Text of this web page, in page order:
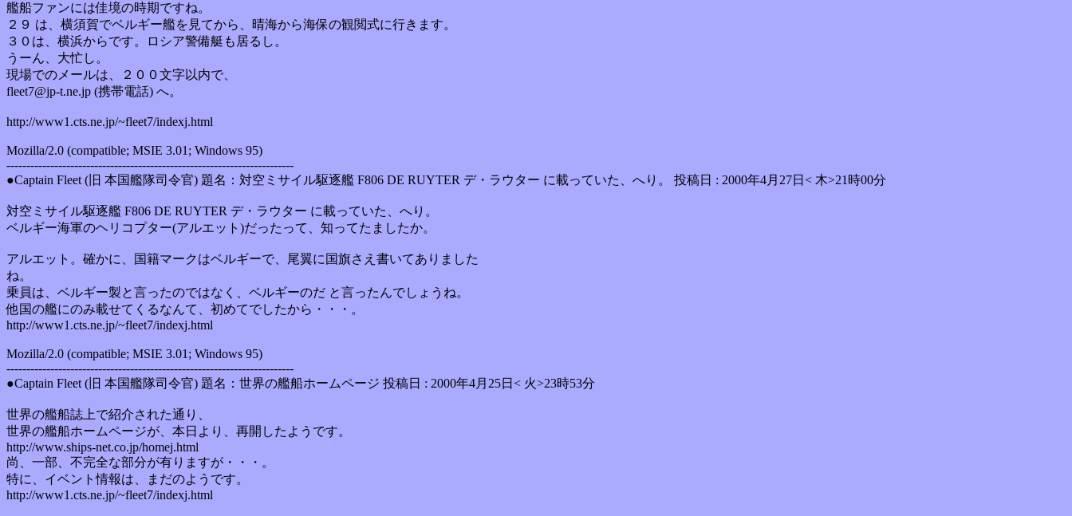
艦船ファンには佳境の時期ですね。
２９ は、横須賀でベルギー艦を見てから、晴海から海保の観閲式に行きます。
３０は、横浜からです。ロシア警備艇も居るし。
うーん、大忙し。
現場でのメールは、２００文字以内で、
fleet7@jp-t.ne.jp (携帯電話) へ。
http://www1.cts.ne.jp/~fleet7/indexj.html
Mozilla/2.0 (compatible; MSIE 3.01; Windows 95)
------------------------------------------------------------------------
●Captain Fleet (旧 本国艦隊司令官) 題名：対空ミサイル駆逐艦 F806 DE RUYTER デ・ラウター に載っていた、へり。 投稿日 : 2000年4月27日< 木>21時00分
対空ミサイル駆逐艦 F806 DE RUYTER デ・ラウター に載っていた、へり。
ベルギー海軍のヘリコプター(アルエット)だったって、知ってたましたか。
アルエット。確かに、国籍マークはベルギーで、尾翼に国旗さえ書いてありました
ね。
乗員は、ベルギー製と言ったのではなく、ベルギーのだ と言ったんでしょうね。
他国の艦にのみ載せてくるなんて、初めてでしたから・・・。
http://www1.cts.ne.jp/~fleet7/indexj.html
Mozilla/2.0 (compatible; MSIE 3.01; Windows 95)
------------------------------------------------------------------------
●Captain Fleet (旧 本国艦隊司令官) 題名：世界の艦船ホームページ 投稿日 : 2000年4月25日< 火>23時53分
世界の艦船誌上で紹介された通り、
世界の艦船ホームページが、本日より、再開したようです。
http://www.ships-net.co.jp/homej.html
尚、一部、不完全な部分が有りますが・・・。
特に、イベント情報は、まだのようです。
http://www1.cts.ne.jp/~fleet7/indexj.html